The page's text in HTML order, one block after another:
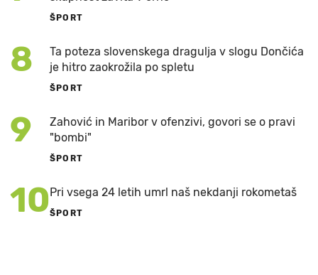
ŠPORT
8
Ta poteza slovenskega dragulja v slogu Dončića
je hitro zaokrožila po spletu
ŠPORT
9
Zahović in Maribor v ofenzivi, govori se o pravi
"bombi"
ŠPORT
10Pri vsega 24 letih umrl naš nekdanji rokometaš
ŠPORT